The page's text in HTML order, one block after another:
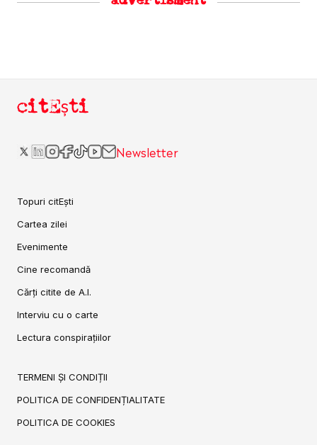
citEști
Newsletter
Topuri citEști
Cartea zilei
Evenimente
Cine recomandă
Cărți citite de A.I.
Interviu cu o carte
Lectura conspirațiilor
TERMENI ȘI CONDIȚII
POLITICA DE CONFIDENȚIALITATE
POLITICA DE COOKIES